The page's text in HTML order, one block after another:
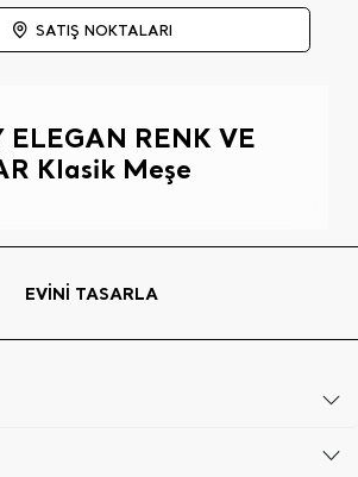
SATIŞ NOKTALARI
ELEGAN RENK VE
Klasik Meşe
EVİNİ TASARLA